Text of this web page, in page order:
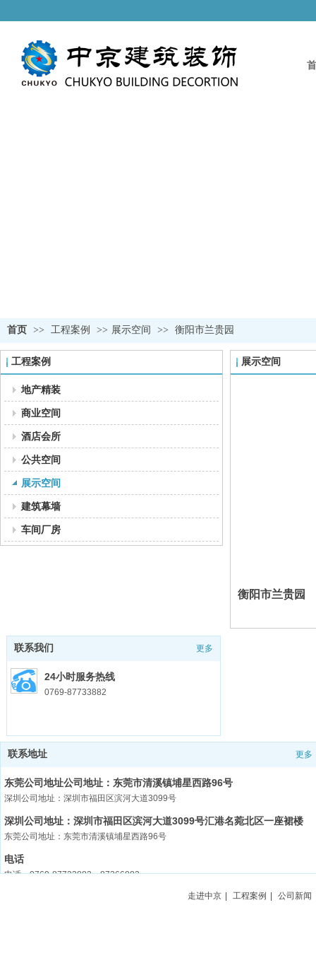
首页 >> 工程案例 >> 展示空间 >> 衡阳市兰贵园
工程案例
地产精装
商业空间
酒店会所
公共空间
展示空间
建筑幕墙
车间厂房
展示空间
衡阳市兰贵园
联系我们 更多
24小时服务热线
0769-87733882
联系地址 更多
东莞公司地址公司地址：东莞市清溪镇埔星西路96号
深圳公司地址：深圳市福田区滨河大道3099号
深圳公司地址：深圳市福田区滨河大道3099号汇港名菀北区一座裙楼
东莞公司地址：东莞市清溪镇埔星西路96号
电话
电话：0769-87733882 87366882
走进中京 工程案例 公司新闻